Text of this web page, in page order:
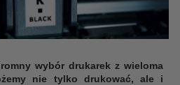
wybór drukarek z wieloma
nie tylko drukować, ale i